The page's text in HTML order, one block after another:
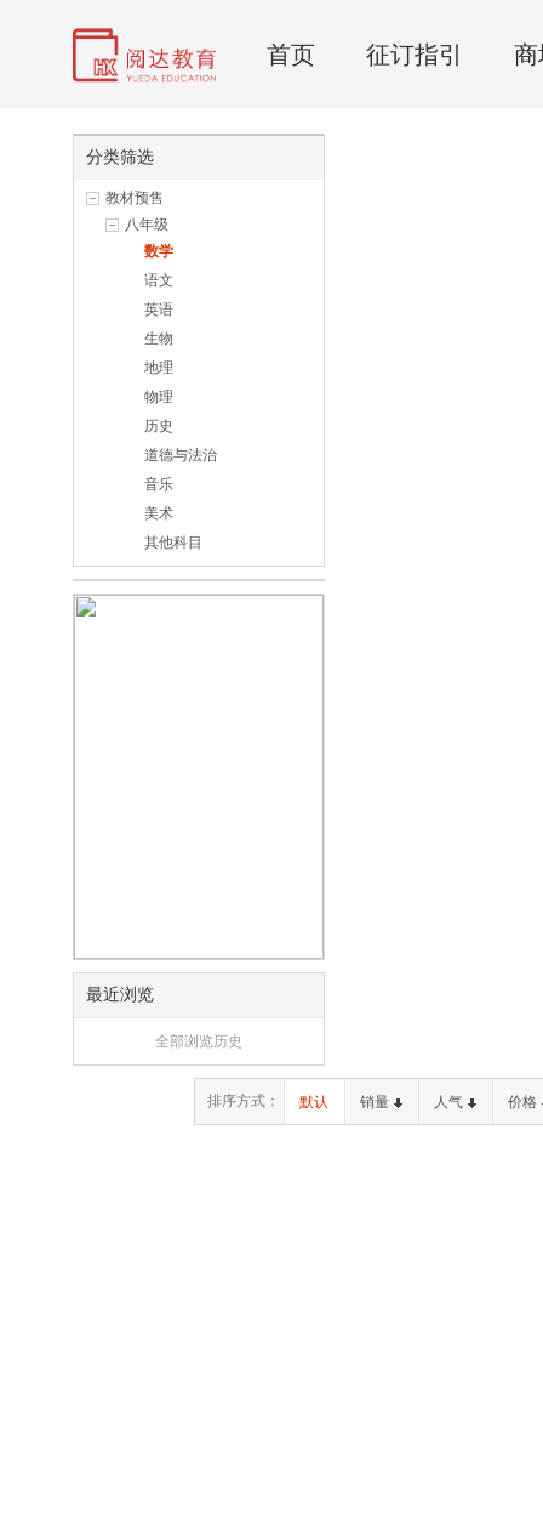
首页 征订指引 商
分类筛选
教材预售
八年级
数学
语文
英语
生物
地理
物理
历史
道德与法治
音乐
美术
其他科目
最近浏览
全部浏览历史
排序方式： 默认 销量 人气 价格